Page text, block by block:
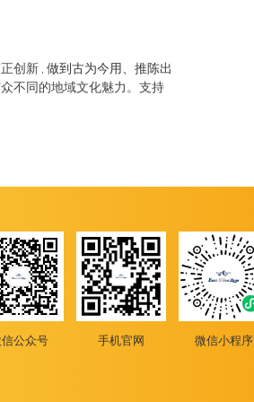
创新 ，做到古为今用、推陈出
不同的地域文化魅力。支持
公众号 手机官网 微信小程序